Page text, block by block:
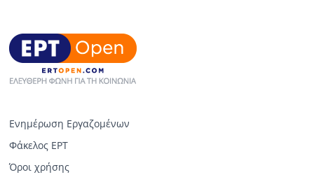
Ενημέρωση Εργαζομένων
Φάκελος ΕΡΤ
Όροι χρήσης